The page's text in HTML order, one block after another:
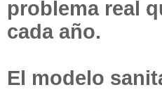
problema real
cada año.
El modelo